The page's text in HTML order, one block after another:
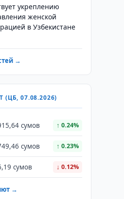
укреплению
женской
в Узбекистане
→
07.08.2026)
сумов ↑ 0.24%
сумов ↑ 0.23%
сумов ↓ 0.12%
→